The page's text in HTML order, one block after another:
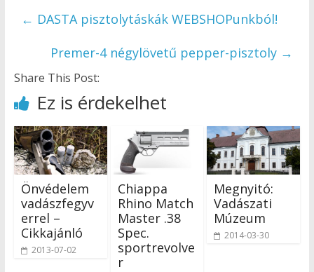
← DASTA pisztolytáskák WEBSHOPunkból!
Premer-4 négylövetű pepper-pisztoly →
Share This Post:
Ez is érdekelhet
Önvédelem
vadászfegyv
errel –
Cikkajánló
2013-07-02
Chiappa
Rhino Match
Master .38
Spec.
sportrevolve
r
Megnyitó:
Vadászati
Múzeum
2014-03-30